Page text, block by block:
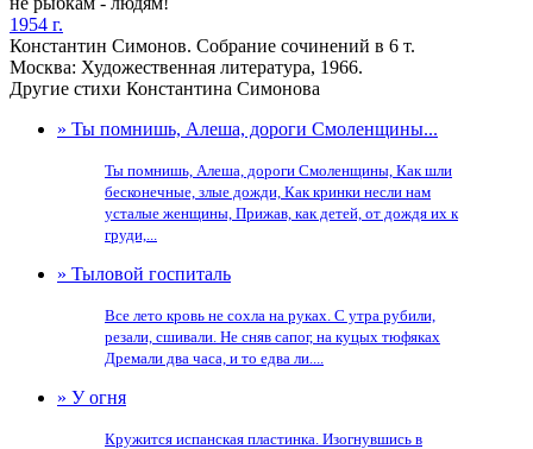
1954 г.
Константин Симонов. Собрание сочинений в 6 т.
Москва: Художественная литература, 1966.
Другие стихи Константина Симонова
» Ты помнишь, Алеша, дороги Смоленщины...
Ты помнишь, Алеша, дороги Смоленщины, Как шли
бесконечные, злые дожди, Как кринки несли нам
усталые женщины, Прижав, как детей, от дождя их к
груди,...
» Тыловой госпиталь
Все лето кровь не сохла на руках. С утра рубили,
резали, сшивали. Не сняв сапог, на куцых тюфяках
Дремали два часа, и то едва ли....
» У огня
Кружится испанская пластинка. Изогнувшись в